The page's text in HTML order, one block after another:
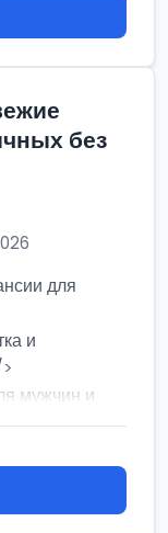
без
для
и
мужчин и